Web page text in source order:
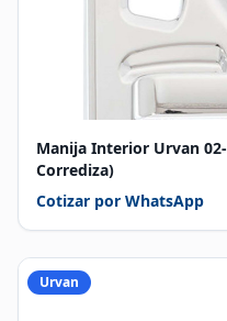
Manija Interior Urvan
Corrediza)
Cotizar por WhatsApp
Urvan